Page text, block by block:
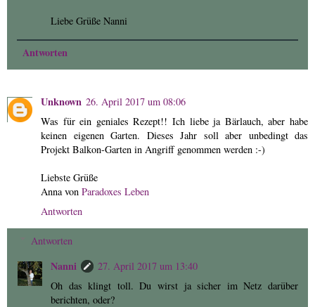
Liebe Grüße Nanni
Antworten
Unknown 26. April 2017 um 08:06
Was für ein geniales Rezept!! Ich liebe ja Bärlauch, aber habe
keinen eigenen Garten. Dieses Jahr soll aber unbedingt das
Projekt Balkon-Garten in Angriff genommen werden :-)
Liebste Grüße
Anna von Paradoxes Leben
Antworten
Antworten
Nanni
27. April 2017 um 13:40
Oh das klingt toll. Du wirst ja sicher im Netz darüber
berichten, oder?